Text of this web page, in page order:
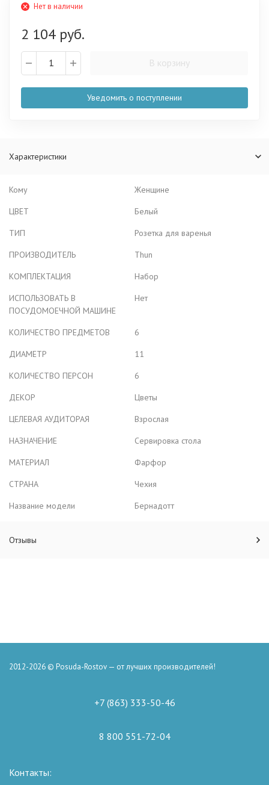
Нет в наличии
2 104 руб.
В корзину
Уведомить о поступлении
Характеристики
Кому
Женщине
ЦВЕТ
Белый
ТИП
Розетка для варенья
ПРОИЗВОДИТЕЛЬ
Thun
КОМПЛЕКТАЦИЯ
Набор
ИСПОЛЬЗОВАТЬ В
ПОСУДОМОЕЧНОЙ МАШИНЕ
Нет
КОЛИЧЕСТВО ПРЕДМЕТОВ
6
ДИАМЕТР
11
КОЛИЧЕСТВО ПЕРСОН
6
ДЕКОР
Цветы
ЦЕЛЕВАЯ АУДИТОРАЯ
Взрослая
НАЗНАЧЕНИЕ
Сервировка стола
МАТЕРИАЛ
Фарфор
СТРАНА
Чехия
Название модели
Бернадотт
Отзывы
2012-2026 © Posuda-Rostov — от лучших производителей!
+7 (863) 333-50-46
8 800 551-72-04
Контакты: